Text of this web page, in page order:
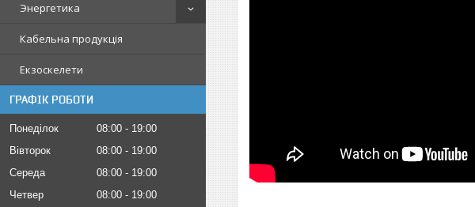
Энергетика
Кабельна продукція
Екзоскелети
ГРАФІК РОБОТИ
Понеділок 08:00
19:00
Вівторок
08:00
19:00
Середа
08:00
19:00
Четвер
08:00
19:00